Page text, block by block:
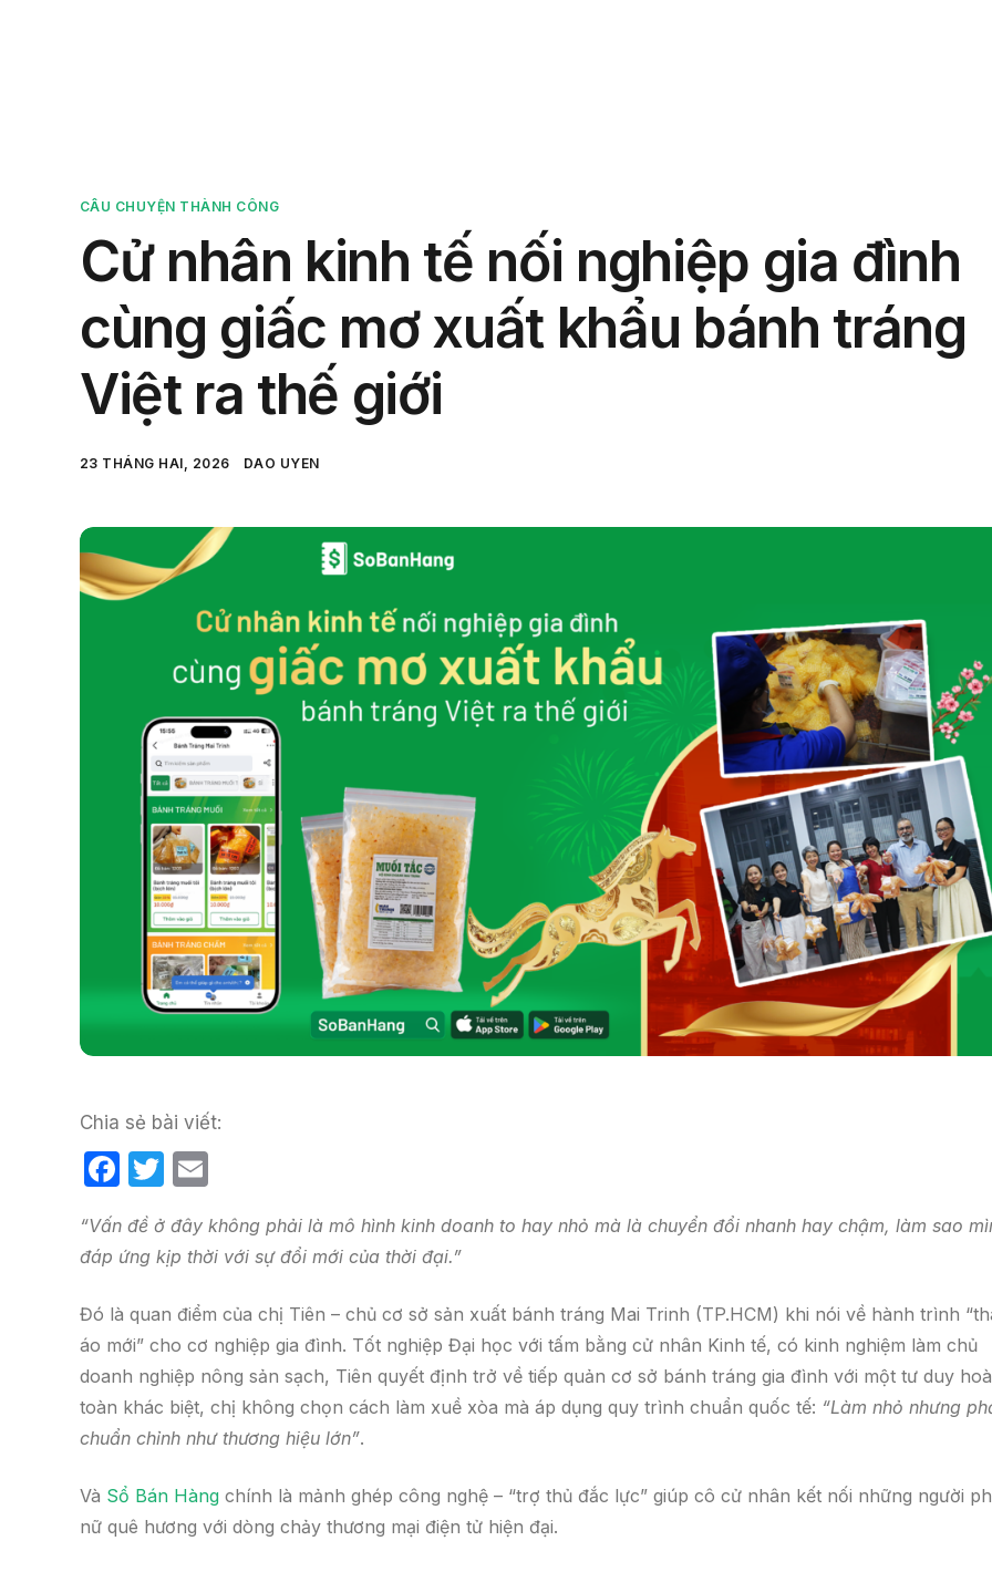
CÂU CHUYỆN THÀNH CÔNG
Cử nhân kinh tế nối nghiệp gia đình
cùng giấc mơ xuất khẩu bánh tráng
Việt ra thế giới
23 THÁNG HAI, 2026 DAO UYEN
Chia sẻ bài viết:
F
c
e
b
o
o
k
T
itt
er
ail
“Vấn đề ở đây không phải là mô hình kinh doanh to hay nhỏ mà là chuyển đổi nhanh hay chậm, làm sao
đáp ứng kịp thời với sự đổi mới của thời đại.”
Đó là quan điểm của chị Tiên – chủ cơ sở sản xuất bánh tráng Mai Trinh (TP.HCM) khi nói về hành trình
áo mới” cho cơ nghiệp gia đình. Tốt nghiệp Đại học với tấm bằng cử nhân Kinh tế, có kinh nghiệm làm chủ
doanh nghiệp nông sản sạch, Tiên quyết định trở về tiếp quản cơ sở bánh tráng gia đình với một tư duy
toàn khác biệt, chị không chọn cách làm xuề xòa mà áp dụng quy trình chuẩn quốc tế: “Làm nhỏ nhưng
chuẩn chỉnh như thương hiệu lớn”.
Và Sổ Bán Hàng chính là mảnh ghép công nghệ – “trợ thủ đắc lực” giúp cô cử nhân kết nối những người
nữ quê hương với dòng chảy thương mại điện tử hiện đại.